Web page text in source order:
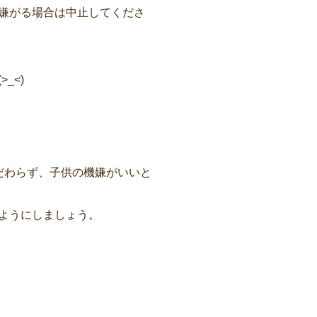
がる場合は中止してくださ
らず、子供の機嫌がいいと
うにしましょう。